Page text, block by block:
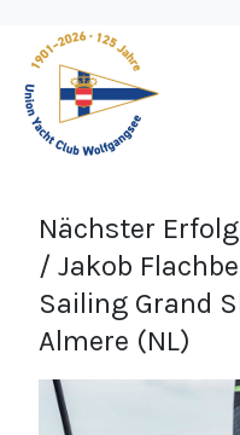
Nächster
/ Jakob
Sailing Grand
Almere (NL)